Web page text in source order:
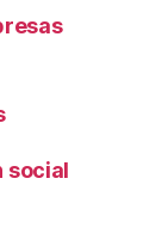
social